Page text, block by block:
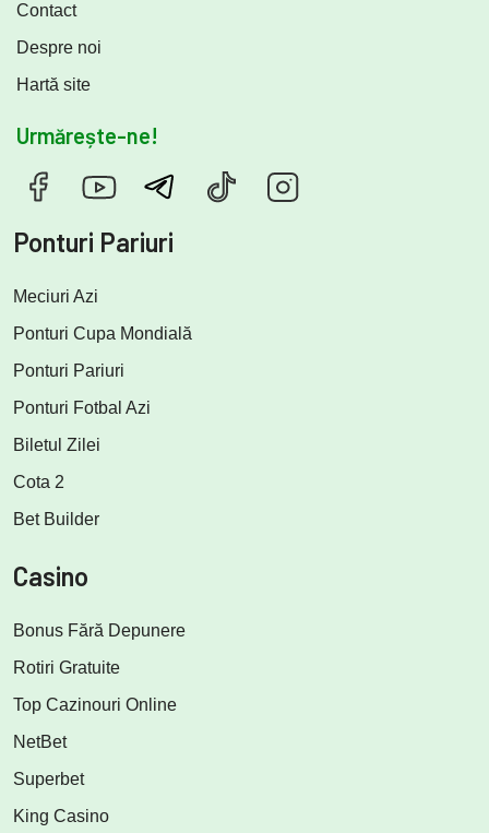
Contact
Despre noi
Hartă site
Urmărește-ne!
Ponturi Pariuri
Meciuri Azi
Ponturi Cupa Mondială
Ponturi Pariuri
Ponturi Fotbal Azi
Biletul Zilei
Cota 2
Bet Builder
Casino
Bonus Fără Depunere
Rotiri Gratuite
Top Cazinouri Online
NetBet
Superbet
King Casino